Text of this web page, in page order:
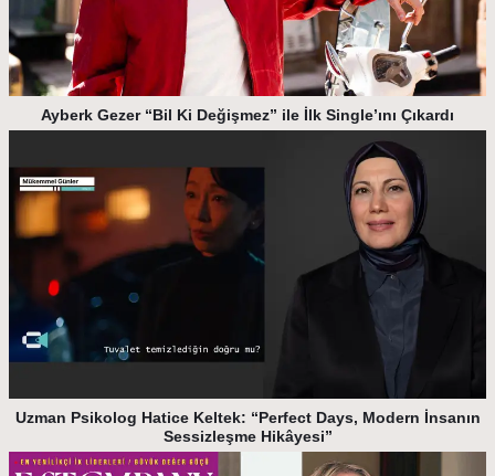
Ayberk Gezer “Bil Ki Değişmez” ile İlk Single’ını Çıkardı
Uzman Psikolog Hatice Keltek: “Perfect Days, Modern İnsanın
Sessizleşme Hikâyesi”